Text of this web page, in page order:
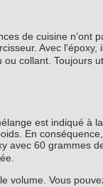
de cuisine n’ont
Avec l'époxy,
collant. Toujours
est indiqué à
En
avec 60 grammes
volume. Vous